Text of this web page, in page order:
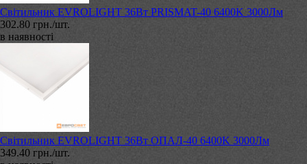
Світильник EVROLIGHT 36Вт PRISMAT-40 6400K 3000Лм
302.80 грн./шт.
в наявності
Світильник EVROLIGHT 36Вт ОПАЛ-40 6400K 3000Лм
349.40 грн./шт.